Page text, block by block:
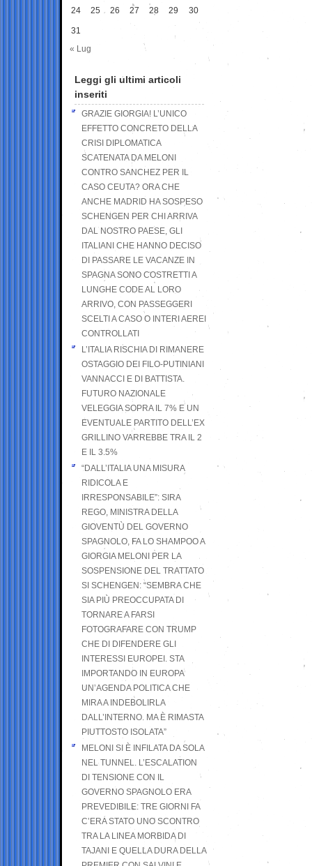
24 25 26 27 28 29 30
31
« Lug
Leggi gli ultimi articoli
inseriti
GRAZIE GIORGIA! L’UNICO
EFFETTO CONCRETO DELLA
CRISI DIPLOMATICA
SCATENATA DA MELONI
CONTRO SANCHEZ PER IL
CASO CEUTA? ORA CHE
ANCHE MADRID HA SOSPESO
SCHENGEN PER CHI ARRIVA
DAL NOSTRO PAESE, GLI
ITALIANI CHE HANNO DECISO
DI PASSARE LE VACANZE IN
SPAGNA SONO COSTRETTI A
LUNGHE CODE AL LORO
ARRIVO, CON PASSEGGERI
SCELTI A CASO O INTERI AEREI
CONTROLLATI
L’ITALIA RISCHIA DI RIMANERE
OSTAGGIO DEI FILO-PUTINIANI
VANNACCI E DI BATTISTA.
FUTURO NAZIONALE
VELEGGIA SOPRA IL 7% E UN
EVENTUALE PARTITO DELL’EX
GRILLINO VARREBBE TRA IL 2
E IL 3.5%
“DALL’ITALIA UNA MISURA
RIDICOLA E
IRRESPONSABILE”: SIRA
REGO, MINISTRA DELLA
GIOVENTÙ DEL GOVERNO
SPAGNOLO, FA LO SHAMPOO A
GIORGIA MELONI PER LA
SOSPENSIONE DEL TRATTATO
SI SCHENGEN: “SEMBRA CHE
SIA PIÙ PREOCCUPATA DI
TORNARE A FARSI
FOTOGRAFARE CON TRUMP
CHE DI DIFENDERE GLI
INTERESSI EUROPEI. STA
IMPORTANDO IN EUROPA
UN’AGENDA POLITICA CHE
MIRA A INDEBOLIRLA
DALL’INTERNO. MA È RIMASTA
PIUTTOSTO ISOLATA”
MELONI SI È INFILATA DA SOLA
NEL TUNNEL. L’ESCALATION
DI TENSIONE CON IL
GOVERNO SPAGNOLO ERA
PREVEDIBILE: TRE GIORNI FA
C’ERA STATO UNO SCONTRO
TRA LA LINEA MORBIDA DI
TAJANI E QUELLA DURA DELLA